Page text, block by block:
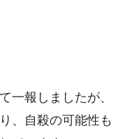
一報しましたが、
、自殺の可能性も